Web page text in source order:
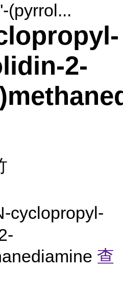
(pyrrol...
2-
cyclopropyl-
查